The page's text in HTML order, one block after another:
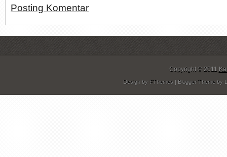
Posting Komentar
Copyright © 2011
Design by FThemes | Blogger Theme by